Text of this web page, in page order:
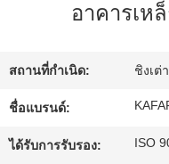
เรา
ทัวร์
อาคารเห
สถานที่กำเนิด: ชิงเต่
ชื่อแบรนด์:
ได้รับการรับรอง: ISO